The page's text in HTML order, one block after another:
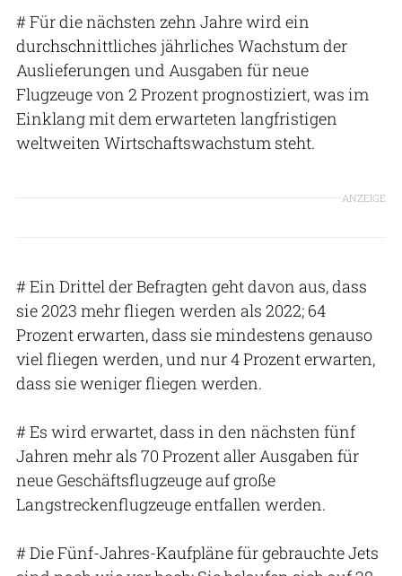
# Für die nächsten zehn Jahre wird ein
durchschnittliches jährliches Wachstum der
Auslieferungen und Ausgaben für neue
Flugzeuge von 2 Prozent prognostiziert, was im
Einklang mit dem erwarteten langfristigen
weltweiten Wirtschaftswachstum steht.
ANZEIGE
# Ein Drittel der Befragten geht davon aus, dass
sie 2023 mehr fliegen werden als 2022; 64
Prozent erwarten, dass sie mindestens genauso
viel fliegen werden, und nur 4 Prozent erwarten,
dass sie weniger fliegen werden.
# Es wird erwartet, dass in den nächsten fünf
Jahren mehr als 70 Prozent aller Ausgaben für
neue Geschäftsflugzeuge auf große
Langstreckenflugzeuge entfallen werden.
# Die Fünf-Jahres-Kaufpläne für gebrauchte Jets